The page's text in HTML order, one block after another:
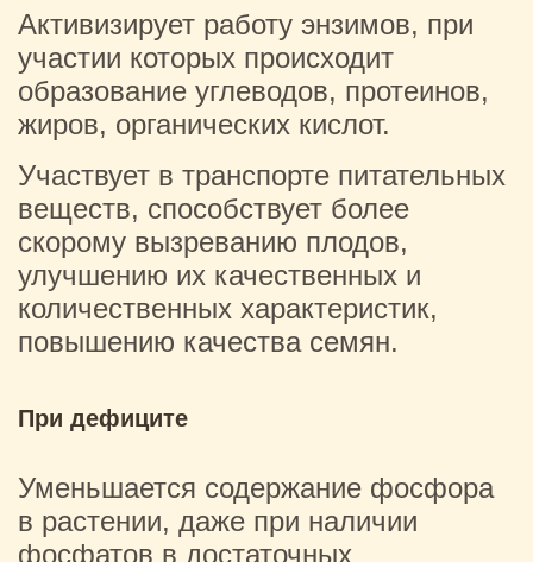
Активизирует работу энзимов, при
участии которых происходит
образование углеводов, протеинов,
жиров, органических кислот.
Участвует в транспорте питательных
веществ, способствует более
скорому вызреванию плодов,
улучшению их качественных и
количественных характеристик,
повышению качества семян.
При дефиците
Уменьшается содержание фосфора
в растении, даже при наличии
фосфатов в достаточных